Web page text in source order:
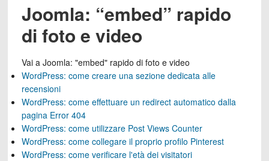
Joomla: “embed” rapido
di foto e video
Vai a Joomla: "embed" rapido di foto e video
WordPress: come creare una sezione dedicata alle
recensioni
WordPress: come effettuare un redirect automatico dalla
pagina Error 404
WordPress: come utilizzare Post Views Counter
WordPress: come collegare il proprio profilo Pinterest
WordPress: come verificare l'età dei visitatori